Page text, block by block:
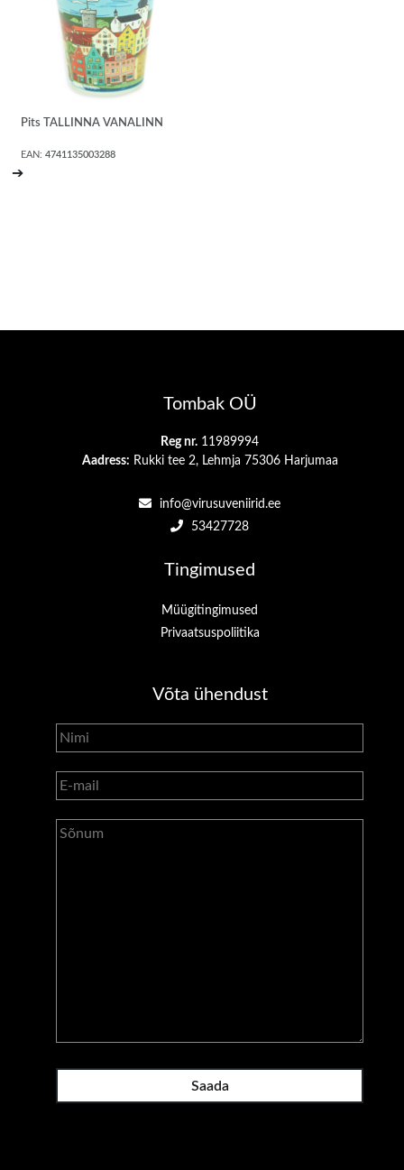
Pits TALLINNA VANALINN
EAN:4741135003288
➔
Tombak OÜ
Reg nr. 11989994
Aadress: Rukki tee 2, Lehmja 75306 Harjumaa
info@virusuveniirid.ee
53427728
Tingimused
Müügitingimused
Privaatsuspoliitika
Võta ühendust